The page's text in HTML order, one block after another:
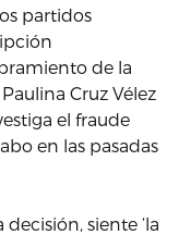
partidos
de la
Cruz Vélez
el fraude
en las pasadas
siente ‘la